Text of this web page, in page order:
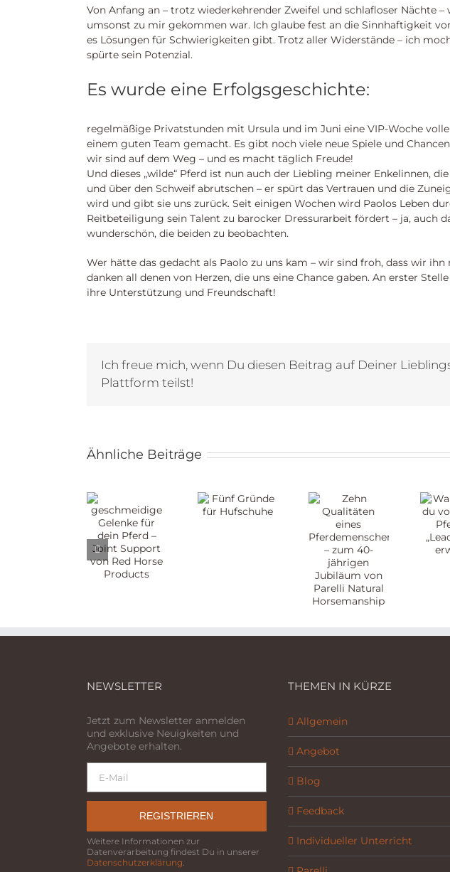
Von Anfang an – trotz wiederkehrender Zweifel und schlafloser Nächte
umsonst zu mir gekommen war. Ich glaube fest an die Sinnhaftigkeit
es Lösungen für Schwierigkeiten gibt. Trotz aller Widerstände – ich
spürte sein Potenzial.
Es wurde eine Erfolgsgeschichte:
regelmäßige Privatstunden mit Ursula und im Juni eine VIP-Woche
einem guten Team gemacht. Es gibt noch viele neue Spiele und
wir sind auf dem Weg – und es macht täglich Freude!
Und dieses „wilde“ Pferd ist nun auch der Liebling meiner Enkelinnen,
und über den Schweif abrutschen – er spürt das Vertrauen und die
wird und gibt sie uns zurück. Seit einigen Wochen wird Paolos Leben
Reitbeteiligung sein Talent zu barocker Dressurarbeit fördert – ja, auch
wunderschön, die beiden zu beobachten.
Wer hätte das gedacht als Paolo zu uns kam – wir sind froh, dass wir
danken all denen von Herzen, die uns eine Chance gaben. An erster
ihre Unterstützung und Freundschaft!
Ich freue mich, wenn Du diesen Beitrag auf Deiner
Plattform teilst!
Ähnliche Beiträge
geschmeidige
Products
Fünf
Gründe
für
Hufschuhe
Qualitäten
eines
Pferdemenschen
Parelli
kannst
du von
deinem
Pferd
den
„Leaderfokus“
NEWSLETTER
Jetzt zum Newsletter anmelden
und exklusive Neuigkeiten und
Angebote erhalten.
REGISTRIEREN
Weitere Informationen zur
Datenverarbeitung findest Du in unserer
Datenschutzerklärung
THEMEN IN KÜRZE
Allgemein
Angebot
Blog
Feedback
Individueller Unterricht